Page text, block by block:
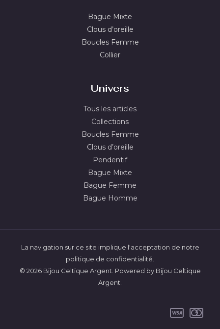
Bague Mixte
Clous d’oreille
Boucles Femme
Collier
Univers
Tous les articles
Collections
Boucles Femme
Clous d’oreille
Pendentif
Bague Mixte
Bague Femme
Bague Homme
La navigation sur ce site implique l'acceptation de notre
politique de confidentialité.
© 2026 Bijou Celtique Argent. Powered by Bijou Celtique
Argent.